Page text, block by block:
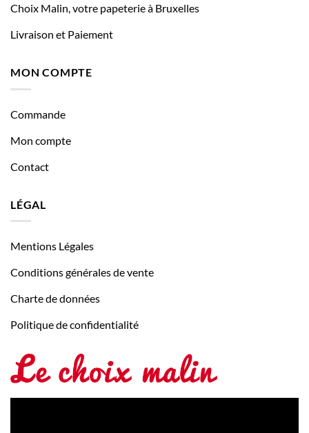
Choix Malin, votre papeterie à Bruxelles
Livraison et Paiement
MON COMPTE
Commande
Mon compte
Contact
LÉGAL
Mentions Légales
Conditions générales de vente
Charte de données
Politique de confidentialité